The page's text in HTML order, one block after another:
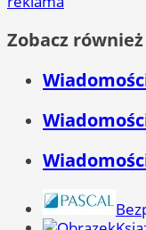
Zobacz również